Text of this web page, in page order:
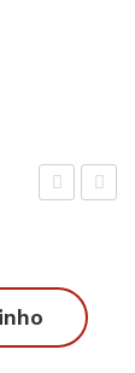
Mul
her.
Girl
her